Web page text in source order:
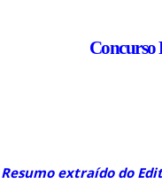
Concurso
Resumo extraído do